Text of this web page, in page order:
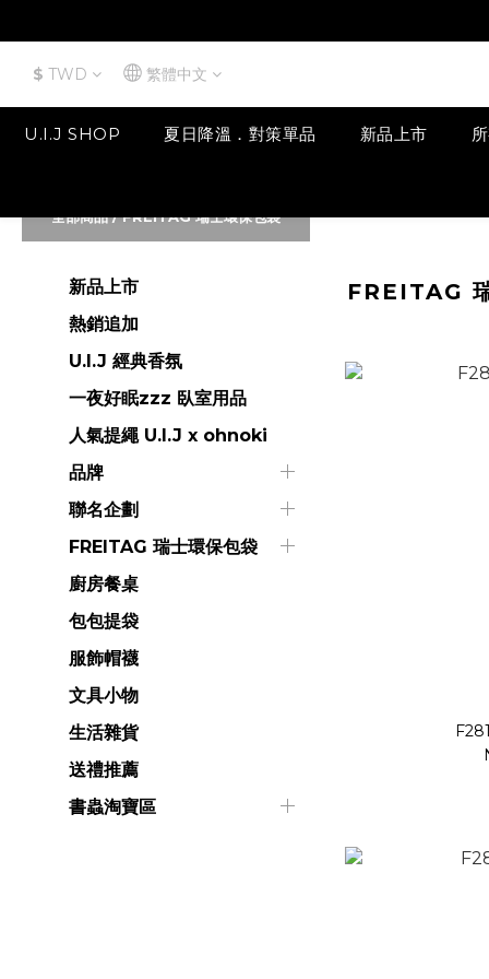
$ TWD 繁體中文
U.I.J SHOP 夏日降溫．對策單品 新品上市
全部商品/FREITAG 瑞士環保包袋
新品上市
熱銷追加
U.I.J 經典香氛
一夜好眠zzz 臥室用品
人氣提繩 U.I.J x ohnoki
品牌
聯名企劃
FREITAG 瑞士環保包袋
廚房餐桌
包包提袋
服飾帽襪
文具小物
生活雜貨
送禮推薦
書蟲淘寶區
FREITAG